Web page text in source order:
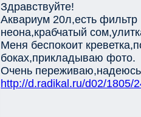
Здравствуйте!
Аквариум 20л,есть
неона,крабчатый
Меня беспокоит
боках,прикладываю фото.
Очень
http://d.radikal.ru/d02/1805/